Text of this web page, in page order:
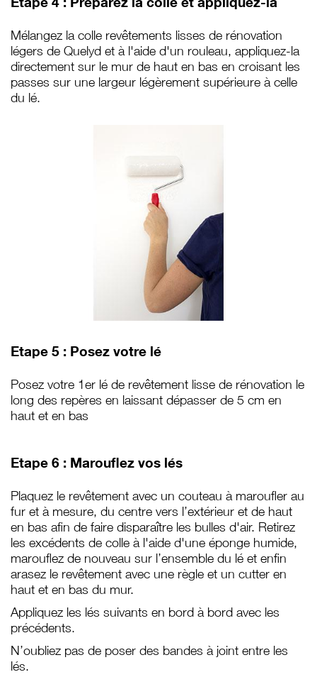
Etape 4 : Préparez la colle et appliquez-la
Mélangez la colle revêtements lisses de rénovation
légers de Quelyd et à l'aide d'un rouleau, appliquez-la
directement sur le mur de haut en bas en croisant les
passes sur une largeur légèrement supérieure à celle
du lé.
Etape 5 : Posez votre lé
Posez votre 1er lé de revêtement lisse de rénovation le
long des repères en laissant dépasser de 5 cm en
haut et en bas
Etape 6 : Marouflez vos lés
Plaquez le revêtement avec un couteau à maroufler au
fur et à mesure, du centre vers l’extérieur et de haut
en bas afin de faire disparaître les bulles d'air. Retirez
les excédents de colle à l'aide d'une éponge humide,
marouflez de nouveau sur l’ensemble du lé et enfin
arasez le revêtement avec une règle et un cutter en
haut et en bas du mur.
Appliquez les lés suivants en bord à bord avec les
précédents.
N’oubliez pas de poser des bandes à joint entre les
lés.